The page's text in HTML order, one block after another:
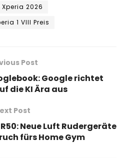
2026
1 VIII Preis
Post
Google richtet
die KI Ära aus
Post
Neue Luft Rudergeräte
fürs Home Gym